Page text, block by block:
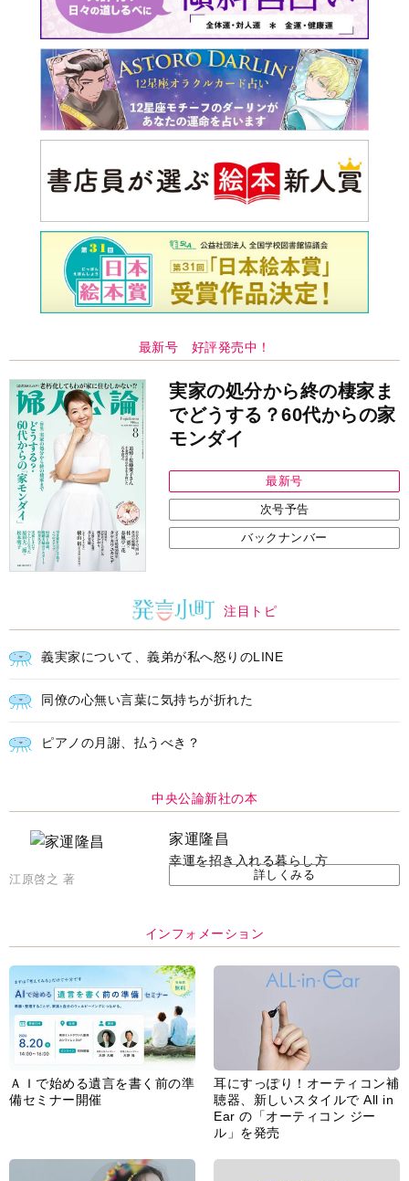
最新号 好評発売中！
実家の処分から終の棲家ま
でどうする？60代からの家
モンダイ
最新号
次号予告
バックナンバー
注目トピ
義実家について、義弟が私へ怒りのLINE
同僚の心無い言葉に気持ちが折れた
ピアノの月謝、払うべき？
中央公論新社の本
家運隆昌
幸運を招き入れる暮らし方
江原啓之 著 詳しくみる
インフォメーション
ＡＩで始める遺言を書く前の準
備セミナー開催
耳にすっぽり！オーティコン補
聴器、新しいスタイルで All in
Ear の「オーティコン ジー
ル」を発売